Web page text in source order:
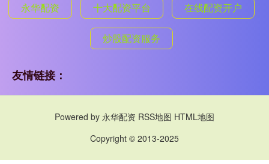
永华配资 十大配资平台 在线配资开户
炒股配资服务
友情链接：
Powered by 永华配资 RSS地图 HTML地图
Copyright © 2013-2025